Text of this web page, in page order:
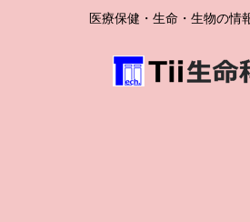
医療保健・生命・生物の情